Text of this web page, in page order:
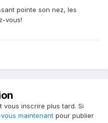
pointe son nez, les
vous!
vous inscrire plus tard. Si
maintenant pour publier